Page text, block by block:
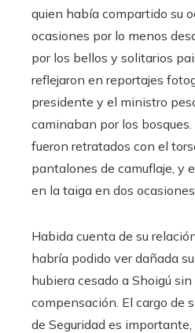
quien había compartido su
ocasiones por lo menos
por los bellos y solitarios
reflejaron en reportajes
presidente y el ministro
caminaban por los
fueron retratados con el
pantalones de camuflaje, y
en la taiga en dos ocasiones.
Habida cuenta de su
habría podido ver dañada
hubiera cesado a Shoigú
compensación. El cargo de
de Seguridad es